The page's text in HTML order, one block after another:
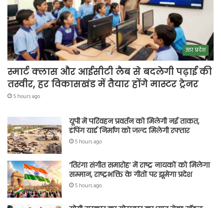
उत्तर प्रदेश
स्मार्ट क्लास और आईसीटी लैब से बदलेगी पढ़ाई की
तस्वीर, हर विकासखंड में तैयार होंगे मास्टर ट्रेनर
5 hours ago
यूपी में परिवहन प्रवर्तन को मिलेगी नई ताकत,
डंपिंग यार्ड निर्माण को जल्द मिलेगी रफ्तार
5 hours ago
‘तिरंगा संगीत समारोह’ में राष्ट्र नायकों को मिलेगा
सम्मान, राष्ट्रभक्ति के गीतों पर झूमेगा प्रदेश
5 hours ago